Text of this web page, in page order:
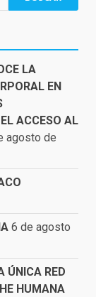
LA
EN
ACCESO AL
agosto de
6 de agosto
ÚNICA RED
HUMANA